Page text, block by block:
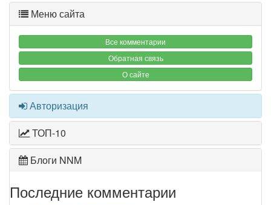
Меню сайта
Все комментарии
Обратная связь
О сайте
Авторизация
ТОП-10
Блоги NNM
Последние комментарии